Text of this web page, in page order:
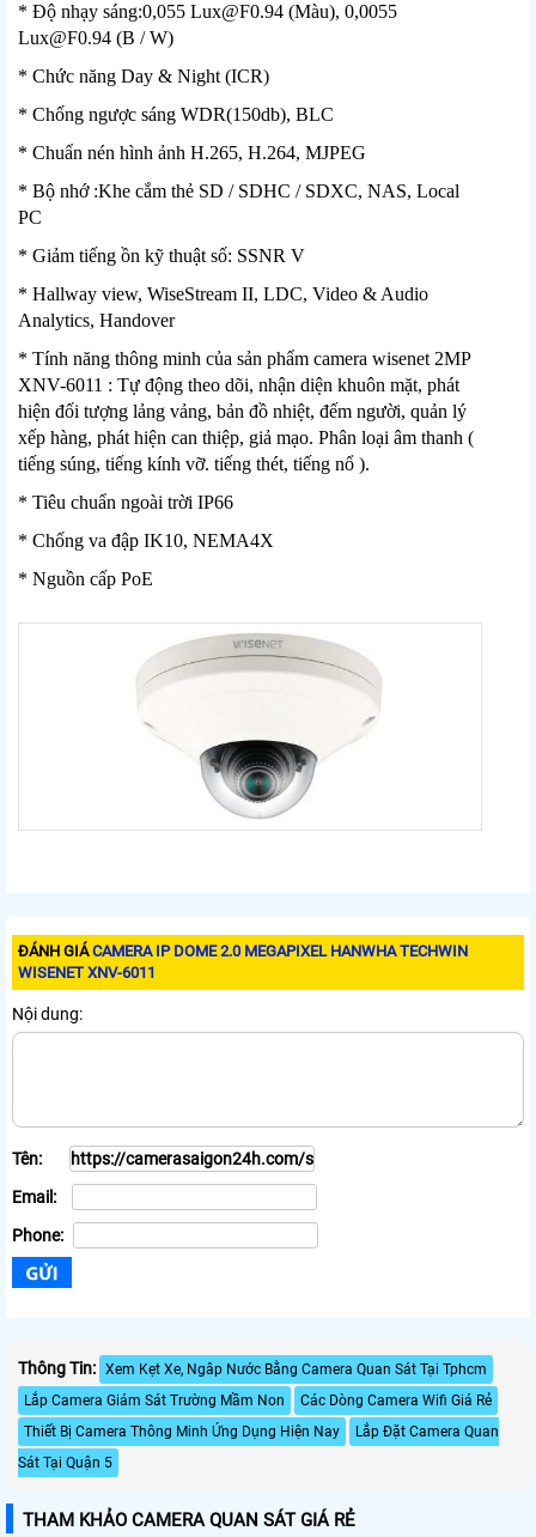
* Độ nhạy sáng:0,055 Lux@F0.94 (Màu), 0,0055
Lux@F0.94 (B / W)
* Chức năng Day & Night (ICR)
* Chống ngược sáng WDR(150db), BLC
* Chuẩn nén hình ảnh H.265, H.264, MJPEG
* Bộ nhớ :Khe cắm thẻ SD / SDHC / SDXC, NAS, Local
PC
* Giảm tiếng ồn kỹ thuật số: SSNR V
* Hallway view, WiseStream II, LDC, Video & Audio
Analytics, Handover
* Tính năng thông minh của sản phẩm camera wisenet 2MP
XNV-6011 : Tự động theo dõi, nhận diện khuôn mặt, phát
hiện đối tượng lảng vảng, bản đồ nhiệt, đếm người, quản lý
xếp hàng, phát hiện can thiệp, giả mạo. Phân loại âm thanh (
tiếng súng, tiếng kính vỡ. tiếng thét, tiếng nổ ).
* Tiêu chuẩn ngoài trời IP66
* Chống va đập IK10, NEMA4X
* Nguồn cấp PoE
ĐÁNH GIÁCAMERA IP DOME 2.0 MEGAPIXEL HANWHA TECHWIN
WISENET XNV-6011
Nội dung:
Tên:
Email:
Phone:
Thông Tin: Xem Kẹt Xe, Ngâp Nước Bằng Camera Quan Sát Tại Tphcm
Lắp Camera Giám Sát Trường Mầm Non
Các Dòng Camera Wifi Giá Rẻ
Thiết Bị Camera Thông Minh Ứng Dụng Hiện Nay
Lắp Đặt Camera Quan
Sát Tại Quận 5
THAM KHẢO CAMERA QUAN SÁT GIÁ RẺ